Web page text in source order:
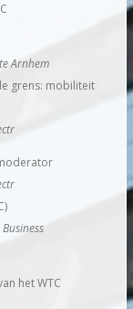
Arnhem
grens: mobiliteit
het WTC